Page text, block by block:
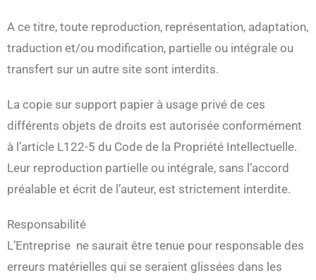
A ce titre, toute reproduction, représentation, adaptation,
traduction et/ou modification, partielle ou intégrale ou
transfert sur un autre site sont interdits.
La copie sur support papier à usage privé de ces
différents objets de droits est autorisée conformément
à l’article L122-5 du Code de la Propriété Intellectuelle.
Leur reproduction partielle ou intégrale, sans l’accord
préalable et écrit de l’auteur, est strictement interdite.
Responsabilité
L’Entreprise ne saurait être tenue pour responsable des
erreurs matérielles qui se seraient glissées dans les